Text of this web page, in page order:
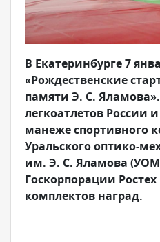
В Екатеринбурге 7
«Рождественские
памяти Э. С. Яламова».
легкоатлетов России
манеже спортивного
Уральского оптико-
им. Э. С. Яламова
Госкорпорации
комплектов наград.